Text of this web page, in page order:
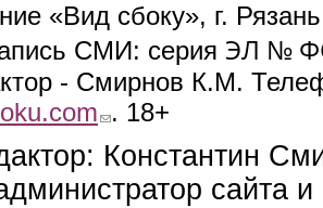
«Вид сбоку», г.
СМИ: серия ЭЛ №
- Смирнов К.М.
(link sends e-mail)
. 18+
Константин
сайта